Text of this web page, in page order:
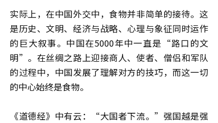
实际上，在中国外交中，食物并非简单的接待。这
是历史、文明、经济与战略、心理与象征同时运作
的巨大叙事。中国在5000年中一直是“路口的文
明”。在丝绸之路上迎接商人、使者、僧侣和军队
的过程中，中国发展了理解对方的技巧，而这一切
的中心始终是食物。
《道德经》中有云：“大国者下流。”强国越是强